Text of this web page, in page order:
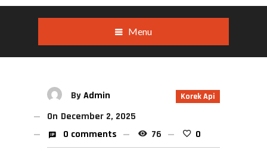
Menu
Korek Api
ByAdmin
On December 2, 2025
0 comments
76 0